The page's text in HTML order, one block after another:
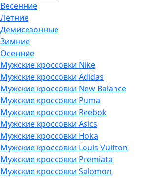
Весенние
Летние
Демисезонные
Зимние
Осенние
Мужские кроссовки Nike
Мужские кроссовки Adidas
Мужские кроссовки New Balance
Мужские кроссовки Puma
Мужские кроссовки Reebok
Мужские кроссовки Asics
Мужские кроссовки Hoka
Мужские кроссовки Louis Vuitton
Мужские кроссовки Premiata
Мужские кроссовки Salomon